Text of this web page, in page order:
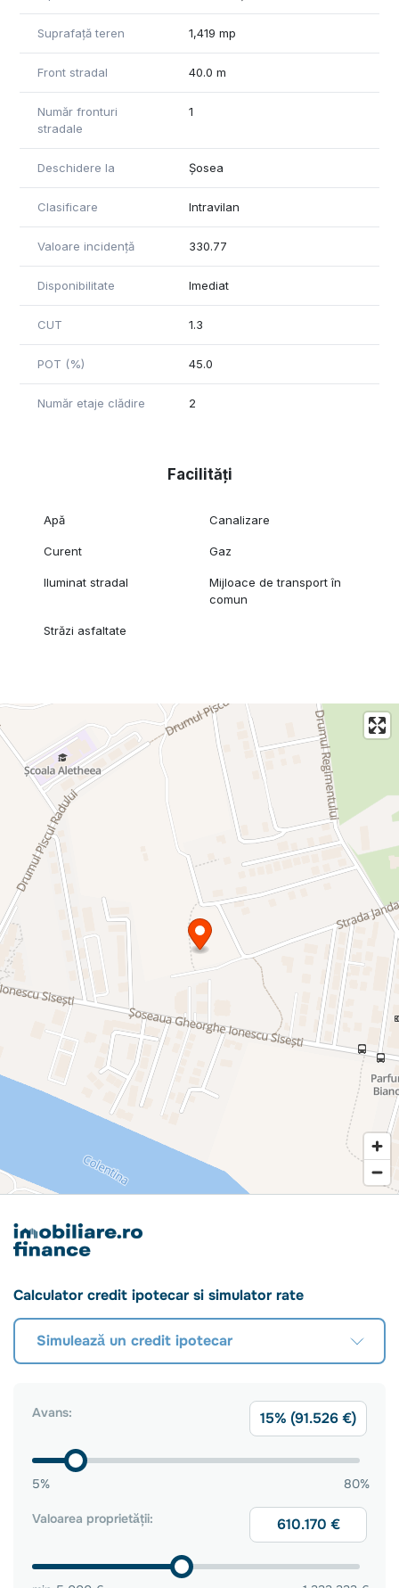
Preț: 430 euro/mp (negociabil)
Avantaje:
✔ Zonă de prestigiu, în apropierea Băneasa Shopping City,
DN1, lacuri și păduri
✔ Acces facil la transport public, școli, grădinițe,
supermarketuri
✔ Ideal pentru investiție sau dezvoltare imobiliară
Suprafață teren 1,419 mp
Front stradal 40.0 m
Număr fronturi
stradale
1
Deschidere la Șosea
Clasificare Intravilan
Valoare incidență 330.77
Disponibilitate Imediat
CUT 1.3
POT (%) 45.0
Număr etaje clădire 2
Facilități
Apă Canalizare
Curent Gaz
Iluminat stradal
Mijloace de transport în
comun
Străzi asfaltate